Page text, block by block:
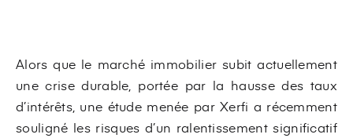
Alors que le marché immobilier subit actuellement
une crise durable, portée par la hausse des taux
d’intérêts, une étude menée par Xerfi a récemment
souligné les risques d’un ralentissement significatif